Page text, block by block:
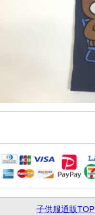
子供服通販TOP